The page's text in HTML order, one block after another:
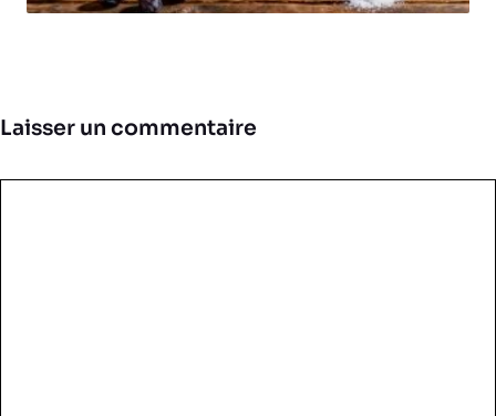
Laisser un commentaire